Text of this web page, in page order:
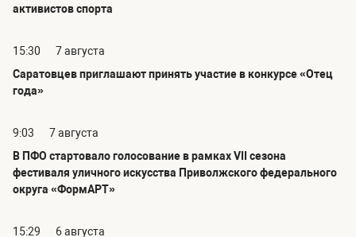
активистов спорта
15:30
7 августа
Саратовцев приглашают принять участие в конкурсе «Отец
года»
9:03
7 августа
В ПФО стартовало голосование в рамках VII сезона
фестиваля уличного искусства Приволжского федерального
округа «ФормАРТ»
15:29
6 августа